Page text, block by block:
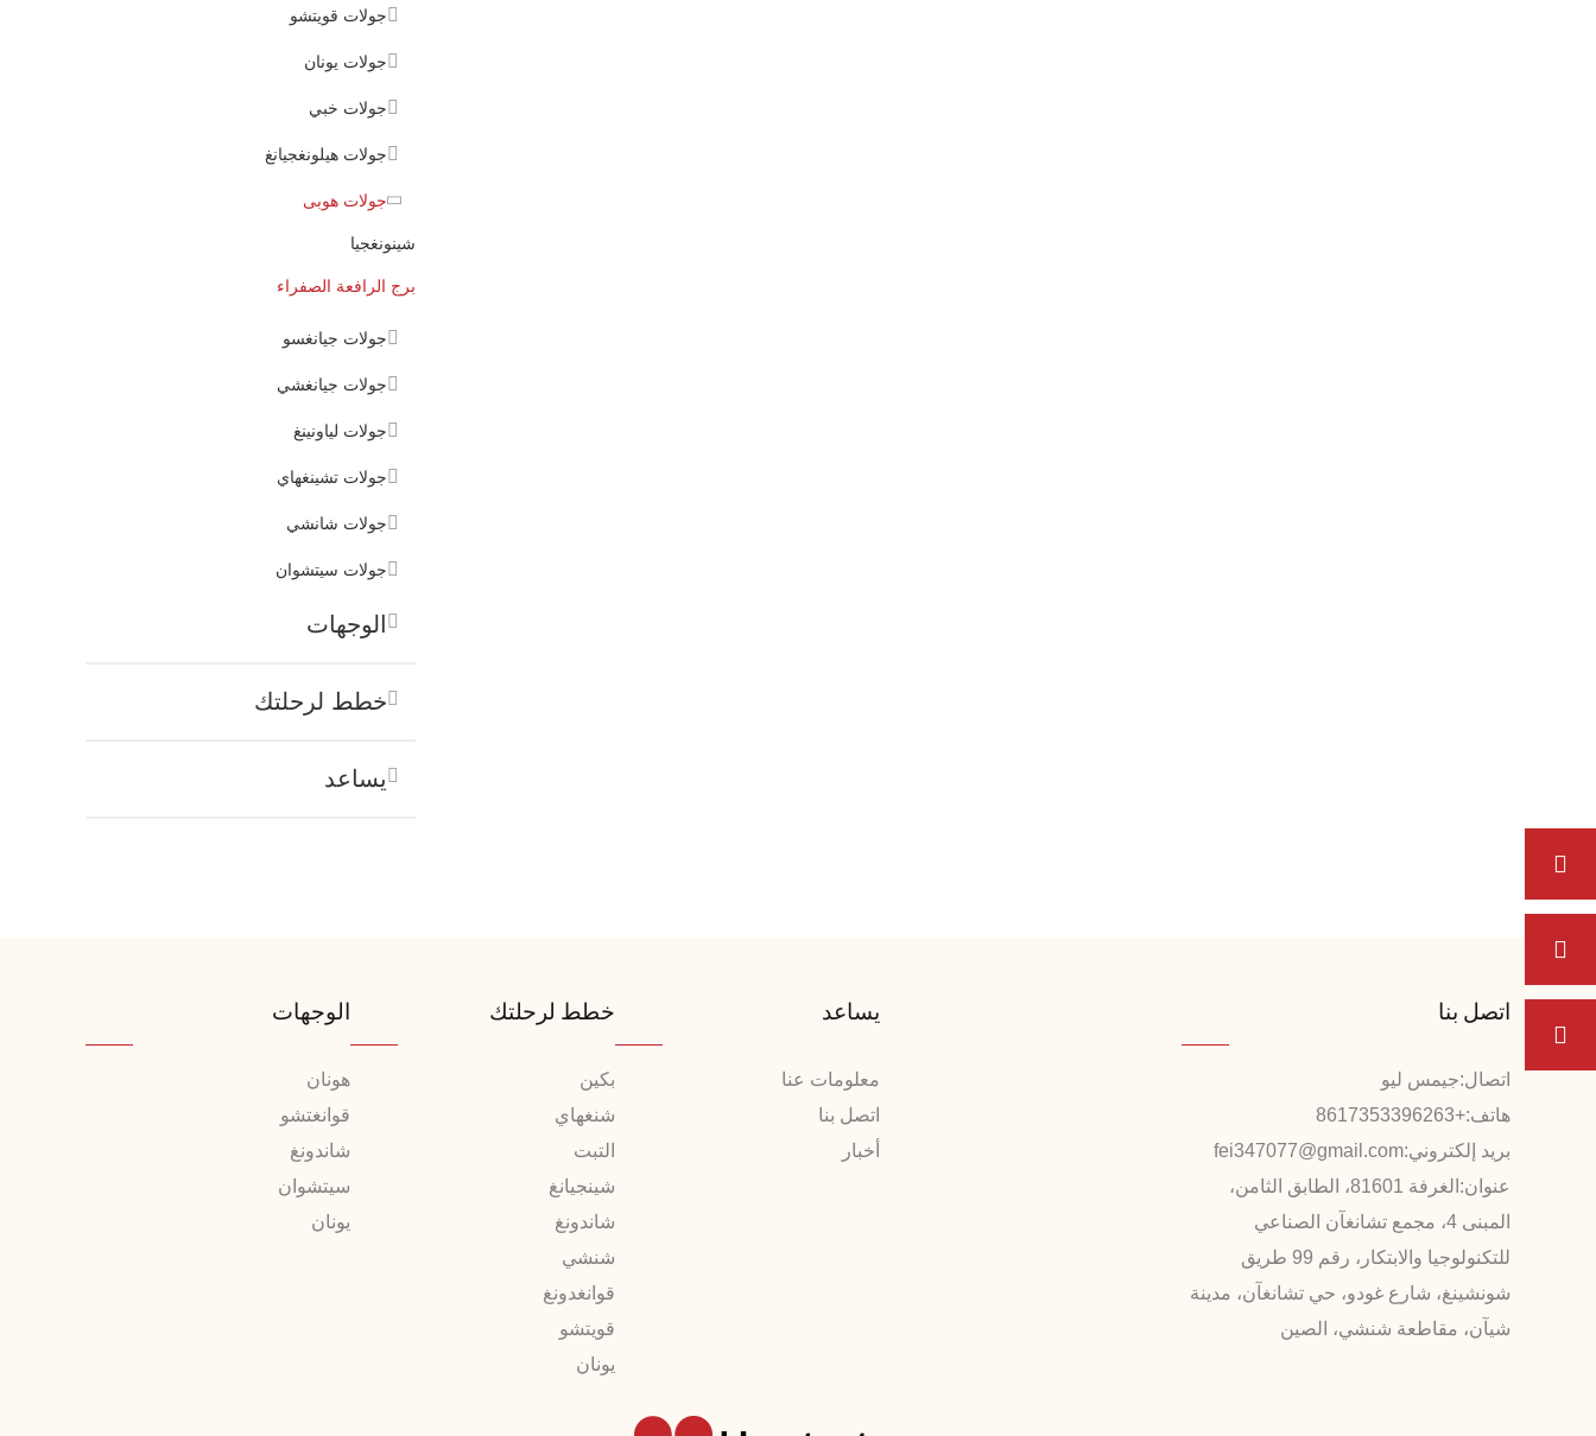
جولات قويتشو
جولات يونان
جولات خبي
جولات هيلونغجيانغ
جولات هوبى
شينونغجيا
برج الرافعة الصفراء
جولات جيانغسو
جولات جيانغشي
جولات لياونينغ
جولات تشينغهاي
جولات شانشي
جولات سيتشوان
الوجهات
خطط لرحلتك
يساعد
الوجهات
هونان
قوانغتشو
شاندونغ
سيتشوان
يونان
خطط لرحلتك
بكين
شنغهاي
التبت
شينجيانغ
شاندونغ
شنشي
قوانغدونغ
قويتشو
يونان
يساعد
معلومات عنا
اتصل بنا
أخبار
اتصل بنا
اتصال:جيمس ليو
هاتف:+8617353396263
بريد إلكتروني:fei347077@gmail.com
عنوان:
الغرفة 81601، الطابق الثامن،
المبنى 4، مجمع تشانغآن الصناعي
للتكنولوجيا والابتكار، رقم 99 طريق
شونشينغ، شارع غودو، حي تشانغآن، مدينة
شيآن، مقاطعة شنشي، الصين